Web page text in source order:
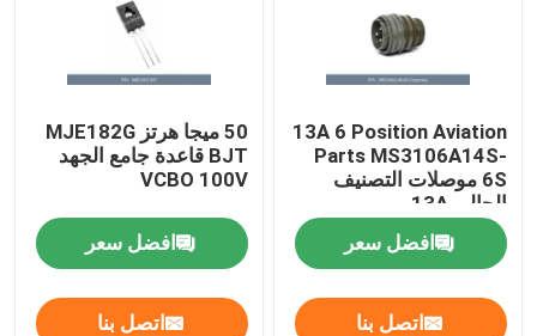
13A 6 Position Aviation
Parts MS3106A14S-
6S موصلات التصنيف
الحالي 13A
افضل سعر
اتصل بنا
50 ميجا هرتز MJE182G
BJT قاعدة جامع الجهد
VCBO 100V
افضل سعر
اتصل بنا